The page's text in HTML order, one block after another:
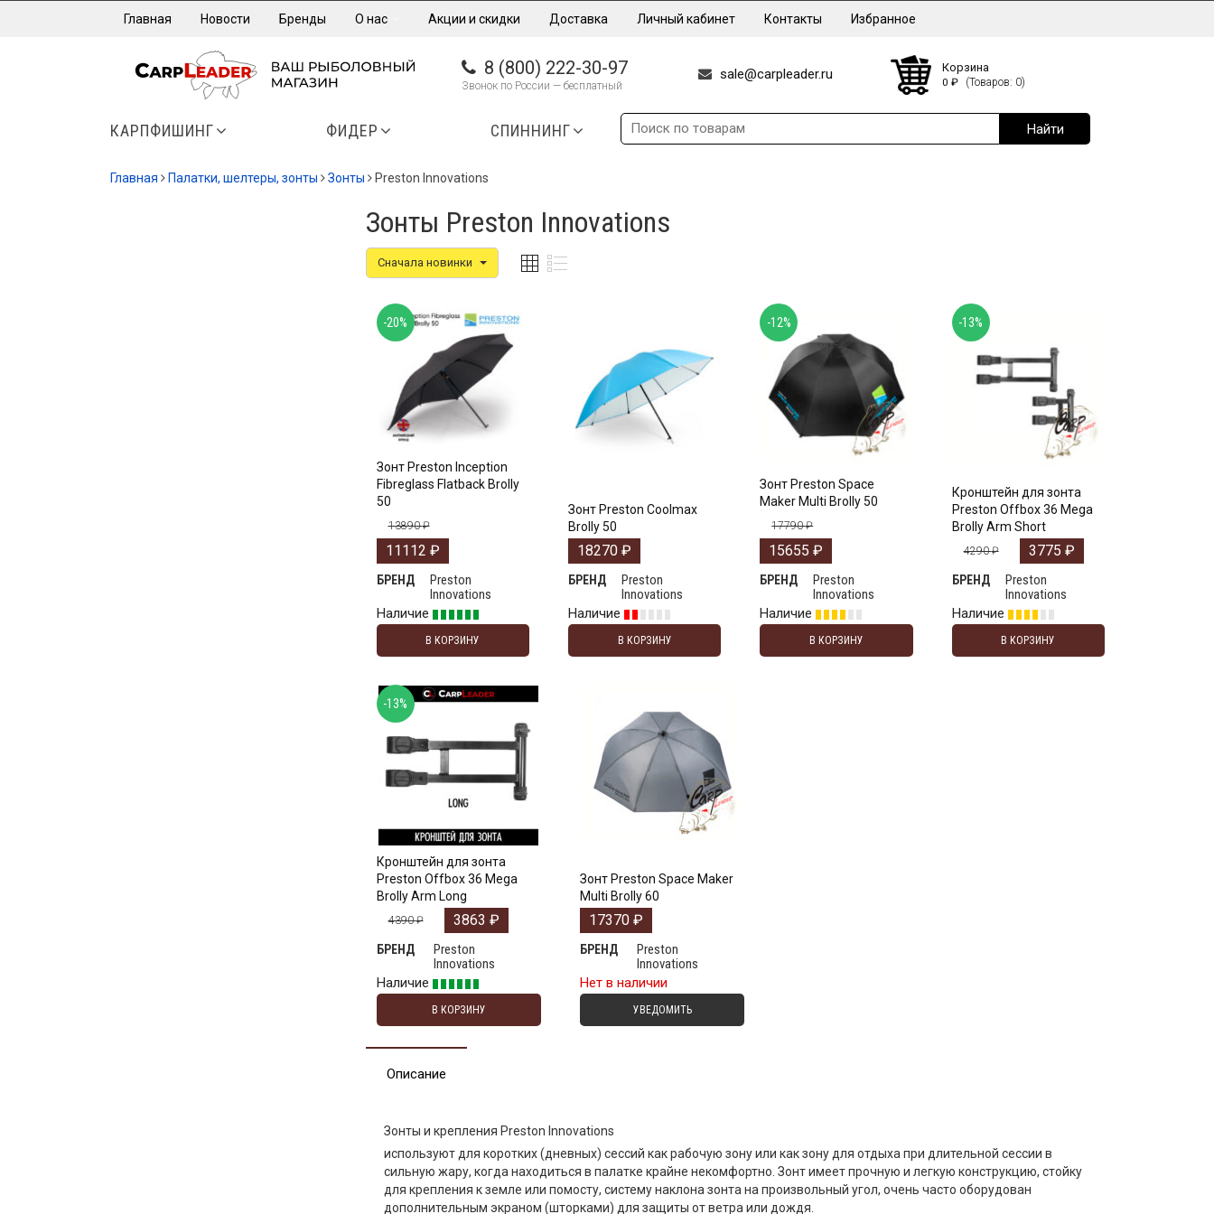
Главная Новости Бренды О нас Акции и скидки Доставка Личный кабинет Контакты Избранное
8 (800) 222-30-97
Звонок по России — бесплатный
sale@carpleader.ru Корзина
0 ₽ (Товаров: 0)
КАРПФИШИНГ ФИДЕР СПИННИНГ
Главная Палатки, шелтеры, зонты Зонты Preston Innovations
Зонты Preston Innovations
Сначала новинки
Зонт Preston Inception
Fibreglass Flatback Brolly
50
13890₽
11112 ₽
БРЕНД
Preston
Innovations
Наличие
В КОРЗИНУ
-20%
Зонт Preston Coolmax
Brolly 50
18270 ₽
БРЕНД
Preston
Innovations
Наличие
В КОРЗИНУ
Зонт Preston Space
Maker Multi Brolly 50
17790₽
15655₽
БРЕНД
Preston
Innovations
Наличие
В КОРЗИНУ
-12%
Кронштейн для зонта
Preston Offbox 36 Mega
Brolly Arm Short
4290₽ 3775 ₽
БРЕНД
Preston
Innovations
Наличие
В КОРЗИНУ
-13%
Кронштейн для зонта
Preston Offbox 36 Mega
Brolly Arm Long
4390₽ 3863 ₽
БРЕНД
Preston
Innovations
Наличие
В КОРЗИНУ
-13%
Зонт Preston Space Maker
Multi Brolly 60
17370 ₽
БРЕНД
Preston
Innovations
Нет в наличии
УВЕДОМИТЬ
Описание
Зонты и крепления Preston Innovations
используют для коротких (дневных) сессий как рабочую зону или как зону для отдыха при длительной сессии в
сильную жару, когда находиться в палатке крайне некомфортно. Зонт имеет прочную и легкую конструкцию, стойку
для крепления к земле или помосту, систему наклона зонта на произвольный угол, очень часто оборудован
дополнительным экраном (шторками) для защиты от ветра или дождя.